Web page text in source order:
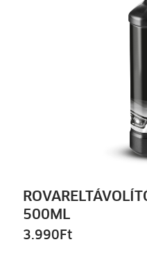
500ML
3.990 Ft